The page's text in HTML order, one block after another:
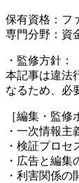
保有資格：フ
専門分野：資
・監修方針：
本記事は違法
なるため、必
［編集・監修
・一次情報
・検証プロ
・広告と編
・利害関係